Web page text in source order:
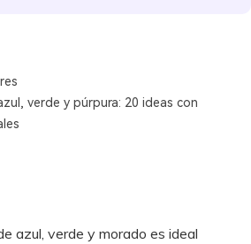
verde y púrpura: 20 ideas con
azul, verde y morado es ideal